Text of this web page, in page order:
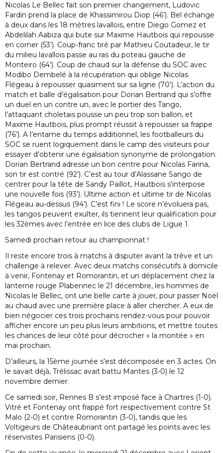
Nicolas Le Bellec fait son premier changement, Ludovic
Fardin prend la place de Khassimirou Diop (46’). Bel échange
à deux dans les 18 mètres lavallois, entre Diego Gomez et
Abdelilah Aabiza qui bute sur Maxime Hautbois qui repousse
en corner (53’). Coup-franc tiré par Mathieu Coutadeur, le tir
du milieu lavallois passe au ras du poteau gauche de
Monteiro (64’). Coup de chaud sur la défense du SOC avec
Modibo Dembelé à la récupération qui oblige Nicolas
Flégeau à repousser quasiment sur sa ligne (70’). L’action du
match et balle d’égalisation pour Dorian Bertrand qui s’offre
un duel en un contre un, avec le portier des Tango,
l’attaquant choletais pousse un peu trop son ballon, et
Maxime Hautbois, plus prompt réussit à repousser sa frappe
(76’). A l’entame du temps additionnel, les footballeurs du
SOC se ruent logiquement dans le camp des visiteurs pour
essayer d’obtenir une égalisation synonyme de prolongation.
Dorian Bertrand adresse un bon centre pour Nicolas Farina,
son tir est contré (92’). C’est au tour d’Alassane Sango de
centrer pour la tête de Sandy Paillot, Hautbois s’interpose
une nouvelle fois (93’). Ultime action et ultime tir de Nicolas
Flégeau au-dessus (94’). C’est fini ! Le score n’évoluera pas,
les tangos peuvent exulter, ils tiennent leur qualification pour
les 32èmes avec l’entrée en lice des clubs de Ligue 1.
Samedi prochain retour au championnat !
Il reste encore trois à matchs à disputer avant la trêve et un
challenge à relever. Avec deux matchs consécutifs à domicile
à venir, Fontenay et Romorantin, et un déplacement chez la
lanterne rouge Plabennec le 21 décembre, les hommes de
Nicolas le Bellec, ont une belle carte à jouer, pour passer Noël
au chaud avec une première place à aller chercher. A eux de
bien négocier ces trois prochains rendez-vous pour pouvoir
afficher encore un peu plus leurs ambitions, et mettre toutes
les chances de leur côté pour décrocher « la montée » en
mai prochain.
D’ailleurs, la 15ème journée s’est décomposée en 3 actes. On
le savait déjà, Trélissac avait battu Mantes (3-0) le 12
novembre dernier.
Ce samedi soir, Rennes B s’est imposé face à Chartres (1-0).
Vitré et Fontenay ont frappé fort respectivement contre St
Malo (2-0) et contre Romorantin (3-0), tandis que les
Voltigeurs de Châteaubriant ont partagé les points avec les
réservistes Parisiens (0-0).